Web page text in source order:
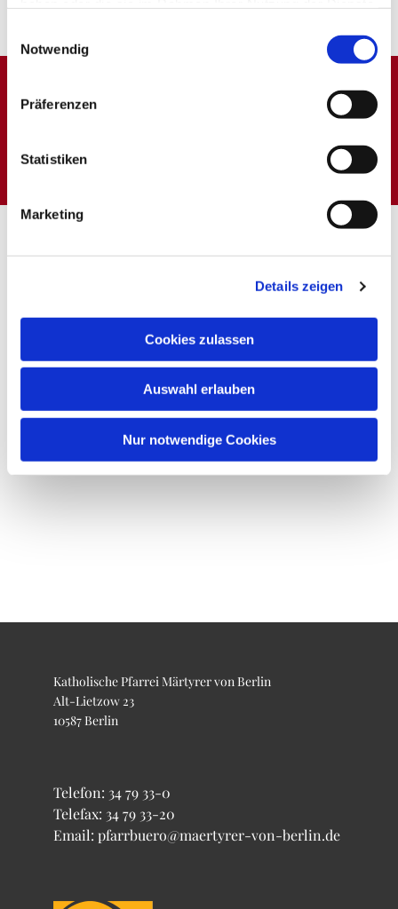
Notwendig
Präferenzen
Statistiken
Marketing
Details zeigen
Cookies zulassen
Auswahl erlauben
Nur notwendige Cookies
Dies könnte Sie auch
Katholische Pfarrei Märtyrer von Berlin
Alt-Lietzow 23
10587 Berlin
Telefon: 34 79 33-0
Telefax: 34 79 33-20
Email: pfarrbuero@maertyrer-von-berlin.de